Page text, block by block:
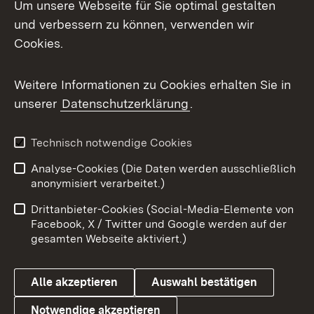
Facebook
X / Twitter
Youtube
Impressum
Kontakt
Barrierefreiheit
Datenschutz
Cookies
Um unsere Webseite für Sie optimal gestalten
und verbessern zu können, verwenden wir
Cookies.
Weitere Informationen zu Cookies erhalten Sie in
unserer Datenschutzerklärung.
Technisch notwendige Cookies
Analyse-Cookies (Die Daten werden ausschließlich
anonymisiert verarbeitet.)
Drittanbieter-Cookies (Social-Media-Elemente von
Facebook, X / Twitter und Google werden auf der
gesamten Webseite aktiviert.)
Alle akzeptieren Auswahl bestätigen
Notwendige akzeptieren